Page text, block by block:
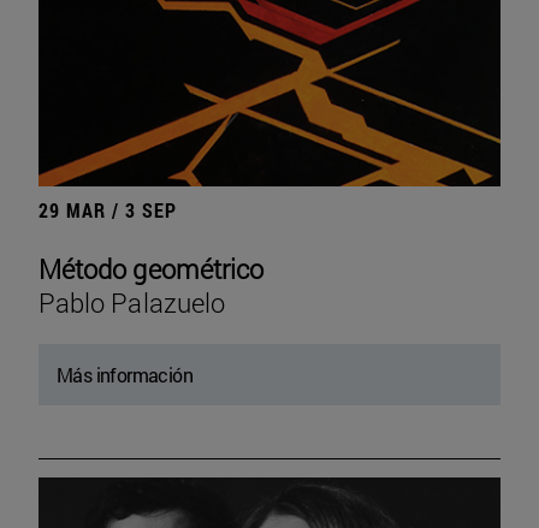
29 MAR / 3 SEP
Método geométrico
Pablo Palazuelo
Más información